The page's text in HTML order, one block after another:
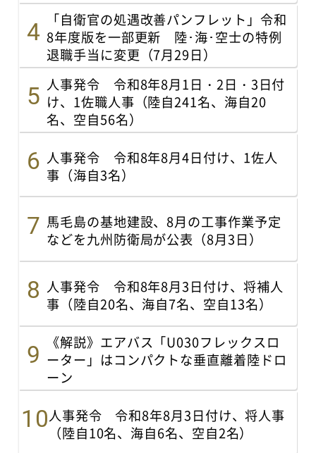
「自衛官の処遇改善パンフレット」令和
8年度版を一部更新 陸･海･空士の特例
退職手当に変更（7月29日）
人事発令 令和8年8月1日・2日・3日付
け、1佐職人事（陸自241名、海自20
名、空自56名）
人事発令 令和8年8月4日付け、1佐人
事（海自3名）
馬毛島の基地建設、8月の工事作業予定
などを九州防衛局が公表（8月3日）
人事発令 令和8年8月3日付け、将補人
事（陸自20名、海自7名、空自13名）
《解説》エアバス「U030フレックスロ
ーター」はコンパクトな垂直離着陸ドロ
ーン
人事発令 令和8年8月3日付け、将人事
（陸自10名、海自6名、空自2名）